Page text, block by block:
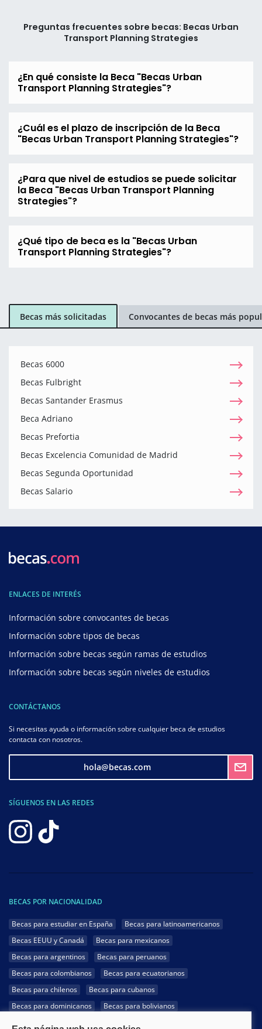
Preguntas frecuentes sobre becas: Becas Urban
Transport Planning Strategies
¿En qué consiste la Beca "Becas Urban
Transport Planning Strategies"?
¿Cuál es el plazo de inscripción de la Beca
"Becas Urban Transport Planning Strategies"?
¿Para que nivel de estudios se puede solicitar
la Beca "Becas Urban Transport Planning
Strategies"?
¿Qué tipo de beca es la "Becas Urban
Transport Planning Strategies"?
Becas más solicitadas Convocantes de becas más
Becas 6000
Becas Fulbright
Becas Santander Erasmus
Beca Adriano
Becas Prefortia
Becas Excelencia Comunidad de Madrid
Becas Segunda Oportunidad
Becas Salario
ENLACES DE INTERÉS
Información sobre convocantes de becas
Información sobre tipos de becas
Información sobre becas según ramas de estudios
Información sobre becas según niveles de estudios
CONTÁCTANOS
Si necesitas ayuda o información sobre cualquier beca de estudios
contacta con nosotros.
hola@becas.com
SÍGUENOS EN LAS REDES
BECAS POR NACIONALIDAD
Becas para estudiar en España
Becas para latinoamericanos
Becas EEUU y Canadá
Becas para mexicanos
Becas para argentinos
Becas para peruanos
Becas para colombianos
Becas para ecuatorianos
Becas para chilenos
Becas para cubanos
Becas para dominicanos
Becas para bolivianos